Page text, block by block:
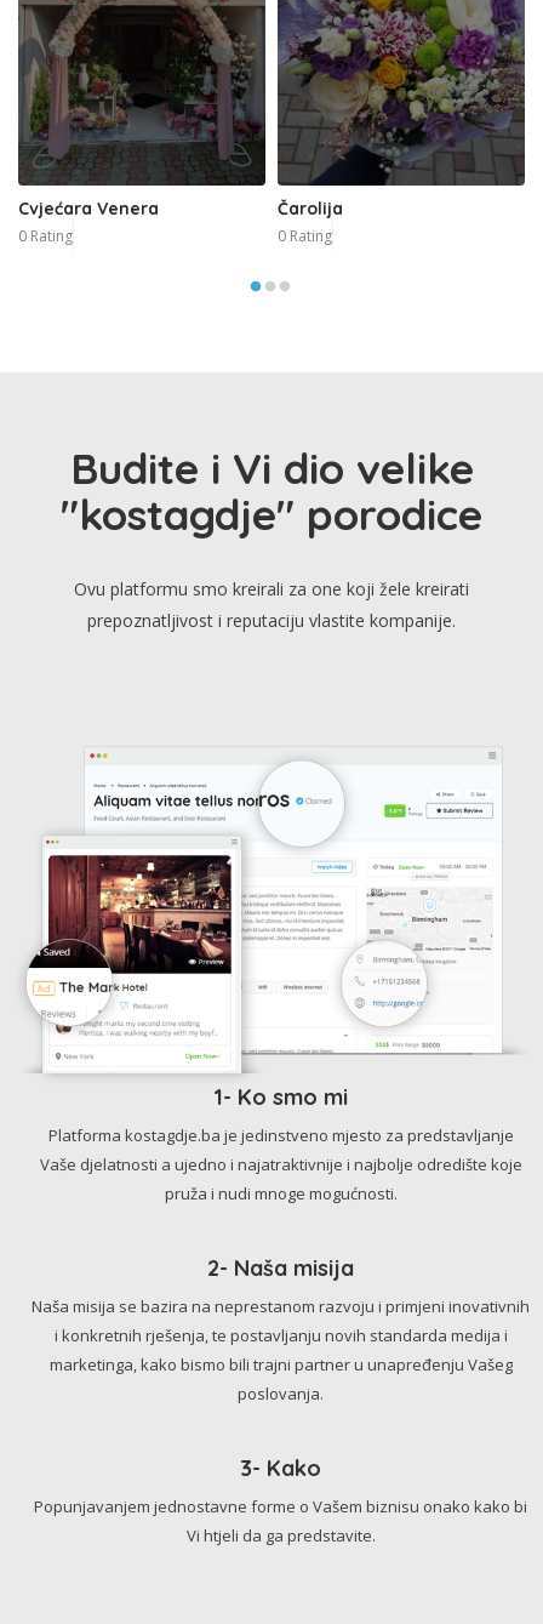
Cvjećara Venera
0 Rating
Čarolija
0 Rating
Budite i Vi dio velike
"kostagdje" porodice
Ovu platformu smo kreirali za one koji žele kreirati
prepoznatljivost i reputaciju vlastite kompanije.
1- Ko smo mi
Platforma kostagdje.ba je jedinstveno mjesto za predstavljanje
Vaše djelatnosti a ujedno i najatraktivnije i najbolje odredište koje
pruža i nudi mnoge mogućnosti.
2- Naša misija
Naša misija se bazira na neprestanom razvoju i primjeni inovativnih
i konkretnih rješenja, te postavljanju novih standarda medija i
marketinga, kako bismo bili trajni partner u unapređenju Vašeg
poslovanja.
3- Kako
Popunjavanjem jednostavne forme o Vašem biznisu onako kako bi
Vi htjeli da ga predstavite.